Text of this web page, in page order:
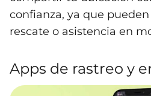
confianza, ya que
rescate o asistencia en
Apps de rastreo y